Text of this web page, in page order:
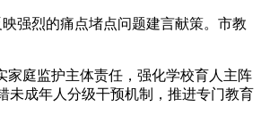
强烈的痛点堵点问题建言献策。市教
庭监护主体责任，强化学校育人主阵
未成年人分级干预机制，推进专门教育